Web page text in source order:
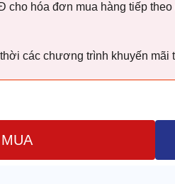
cho hóa đơn mua hàng tiếp
các chương trình khuyến mãi